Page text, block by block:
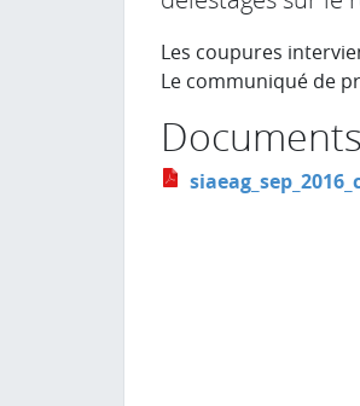
Les coupures
Le communiqué de